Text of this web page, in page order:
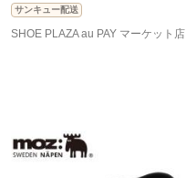
サンキュー配送
SHOE PLAZA au PAY マーケット店